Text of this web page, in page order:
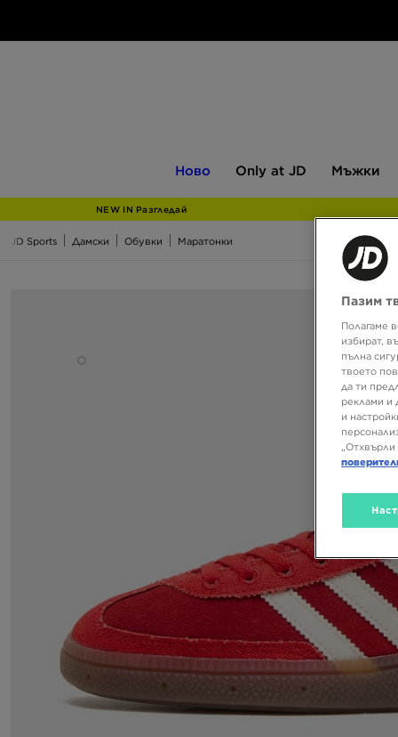
Ново
JD
Only at JD Мъжки
NEW IN Разгледай
JD Sports Дамски Обувки Маратонки
Пазим
Полагаме
избират,
пълна
твоето
да ти
реклами и
и